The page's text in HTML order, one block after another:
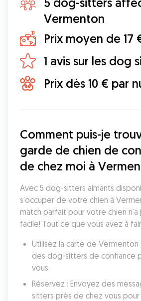
Vermenton
Prix moyen de 17
1 avis sur les dog
Prix dès 10 € par
Comment puis-je
garde de chien de
de chez moi à
Avec 5 dog-sitters aimants
s'occuper de votre chien à
match parfait pour votre chien n'a
facile! Tout ce que vous avez à
Utilisez la carte de
des dog-sitters de confiance
vous.
Réservez : Envoyez des
sitters près de chez vous